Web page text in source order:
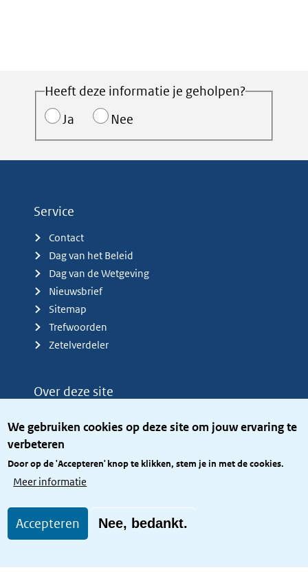
We gebruiken cookies op deze site om jouw ervaring te
verbeteren
Door op de 'Accepteren' knop te klikken, stem je in met de cookies.
Meer informatie
Accepteren Nee, bedankt.
Heeft deze informatie je geholpen?
Ja
Nee
Service
Contact
Dag van het Beleid
Dag van de Wetgeving
Nieuwsbrief
Sitemap
Trefwoorden
Zetelverdeler
Over deze site
Privacy
Toegang site openbaar
Toegankelijkheid